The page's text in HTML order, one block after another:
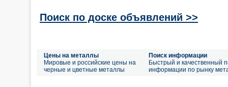
Поиск по доске объявлений >>
Цены на металлы
Мировые и российские цены на
черные и цветные металлы
Поиск информации
Быстрый и качественный
информации по рынку